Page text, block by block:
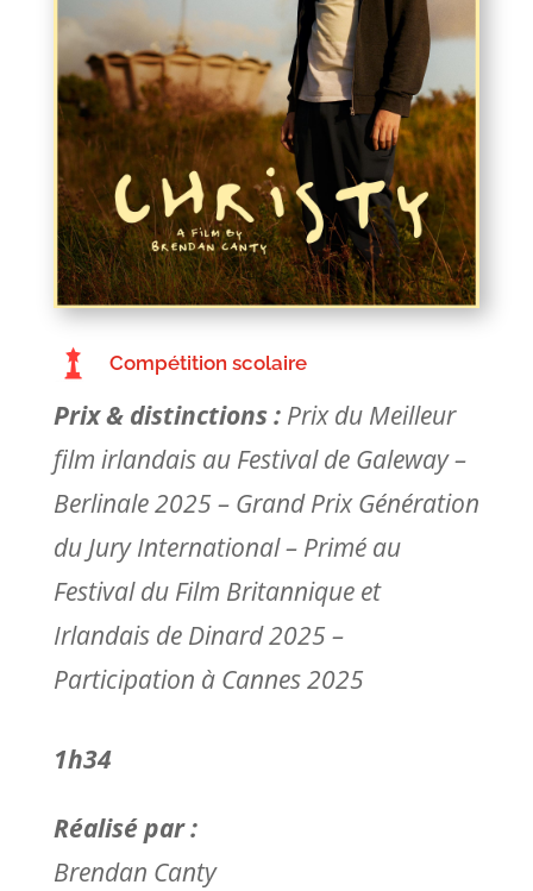
Compétition scolaire
Prix & distinctions :Prix du Meilleur
film irlandais au Festival de Galeway –
Berlinale 2025 – Grand Prix Génération
du Jury International – Primé au
Festival du Film Britannique et
Irlandais de Dinard 2025 –
Participation à Cannes 2025
1h34
Réalisé par :
Brendan Canty